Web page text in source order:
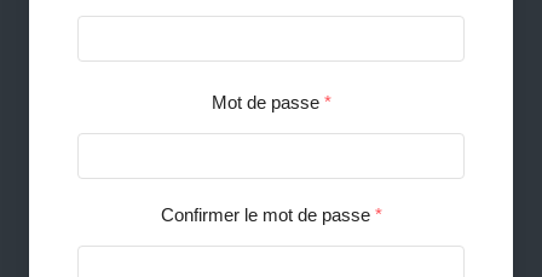
Mot de passe *
Confirmer le mot de passe *